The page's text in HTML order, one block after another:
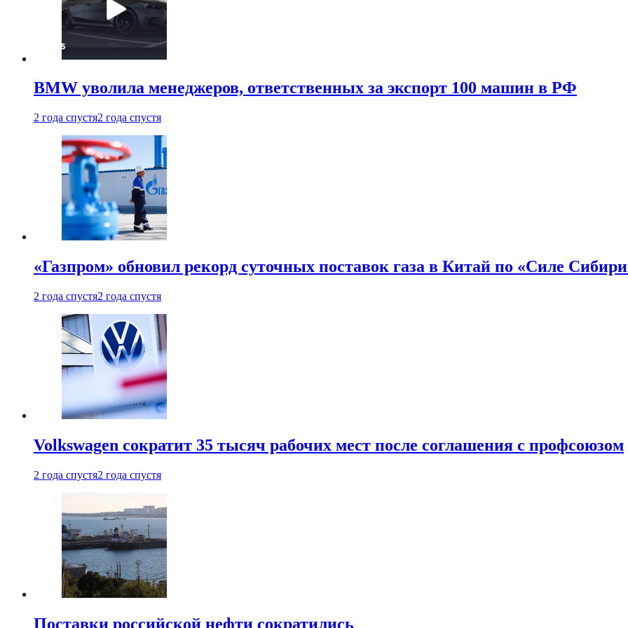
BMW уволила менеджеров, ответственных за экспорт 100 машин в РФ
2 года спустя2 года спустя
«Газпром» обновил рекорд суточных поставок газа в Китай по «Силе
2 года спустя2 года спустя
Volkswagen сократит 35 тысяч рабочих мест после соглашения с профсоюзом
2 года спустя2 года спустя
Поставки российской нефти сократились